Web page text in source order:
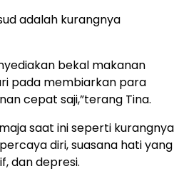
adalah kurangnya
bekal makanan
pada membiarkan para
cepat saji,”terang Tina.
saat ini seperti kurangnya
diri, suasana hati yang
dan depresi.